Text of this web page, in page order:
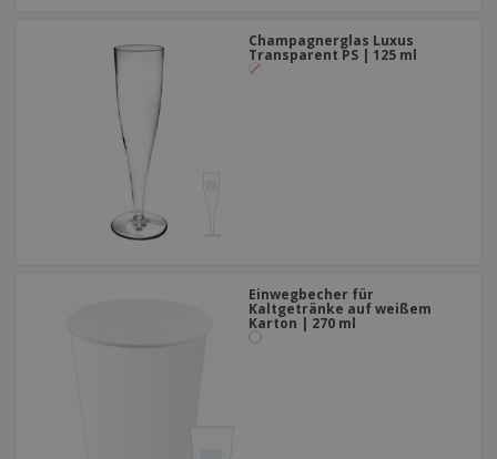
Champagnerglas Luxus
Transparent PS | 125 ml
Einwegbecher für
Kaltgetränke auf weißem
Karton | 270 ml